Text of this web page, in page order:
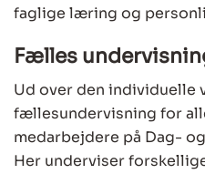
faglige læring og
Fælles
Ud over den individuelle
fællesundervisning for
medarbejdere på Dag-
Her underviser